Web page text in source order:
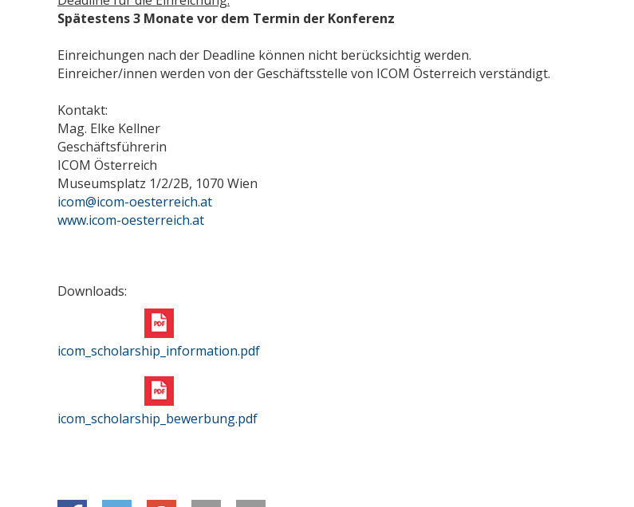
Spätestens 3 Monate vor dem Termin der Konferenz
Einreichungen nach der Deadline können nicht berücksichtig werden.
Einreicher/innen werden von der Geschäftsstelle von ICOM Österreich verständigt.
Kontakt:
Mag. Elke Kellner
Geschäftsführerin
ICOM Österreich
Museumsplatz 1/2/2B, 1070 Wien
icom@icom-oesterreich.at
www.icom-oesterreich.at
Downloads:
icom_scholarship_information.pdf
icom_scholarship_bewerbung.pdf